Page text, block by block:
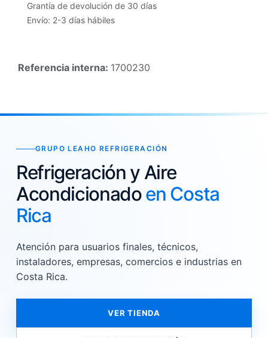
Grantía de devolución de 30 días
Envío: 2-3 días hábiles
Referencia interna: 1700230
GRUPO LEAHO REFRIGERACIÓN
Refrigeración y Aire
Acondicionadoen Costa
Rica
Atención para usuarios finales, técnicos,
instaladores, empresas, comercios e industrias en
Costa Rica.
VER TIENDA